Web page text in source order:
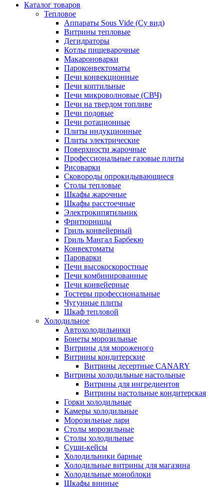
Каталог товаров
Тепловое
Аппараты Sous Vide (Су вид)
Витрины тепловые
Дегидраторы
Котлы пищеварочные
Макароноварки
Пароконвектоматы
Печи конвекционные
Печи коптильные
Печи микроволновые (СВЧ)
Печи на твердом топливе
Печи подовые
Печи ротационные
Плиты индукционные
Плиты электрические
Поверхности жарочные
Профессиональные газовые плиты
Рисоварки
Сковороды опрокидывающиеся
Столы тепловые
Шкафы жарочные
Шкафы расстоечные
Электрокипятильник
Фритюрницы
Гриль конвейерный
Гриль Мангал Барбекю
Конвектоматы
Пароварки
Печи высокоскоростные
Печи комбинированные
Печи конвейерные
Тостеры профессиональные
Чугунные плиты
Шкаф тепловой
Холодильное
Автохолодильники
Бонеты морозильные
Витрины для мороженого
Витрины кондитерские
Витрины десертные CANARY
Витрины холодильные настольные
Витрины для ингредиентов
Витрины настольные кондитерская
Горки холодильные
Камеры холодильные
Морозильные лари
Столы морозильные
Столы холодильные
Суши-кейсы
Холодильники барные
Холодильные витрины для магазина
Холодильные моноблоки
Шкафы винные